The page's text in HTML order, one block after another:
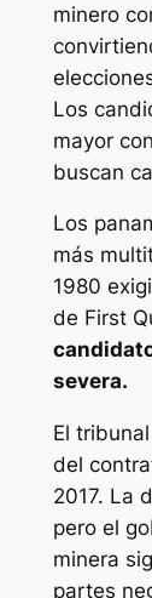
minero
Los
mayor
buscan
Los
más
1980
de First
severa.
El
del
2017. La
pero el
minera
partes